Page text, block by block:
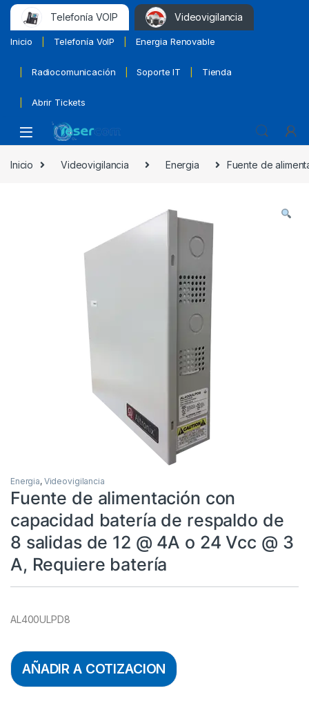
Telefonía VOIP Videovigilancia
Inicio Telefonía VoIP Energia Renovable
Radiocomunicación Soporte IT Tienda
Abrir Tickets
Inicio Videovigilancia Energia Fuente de
Energia, Videovigilancia
Fuente de alimentación con
capacidad batería de respaldo de
8 salidas de 12 @ 4A o 24 Vcc @ 3
A, Requiere batería
AL400ULPD8
AÑADIR A COTIZACION